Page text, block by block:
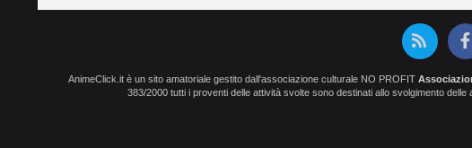
AnimeClick.it è un sito amatoriale gestito dall'associazione culturale NO PROFIT
383/2000 tutti i proventi delle attività svolte sono destinati allo svolgimento